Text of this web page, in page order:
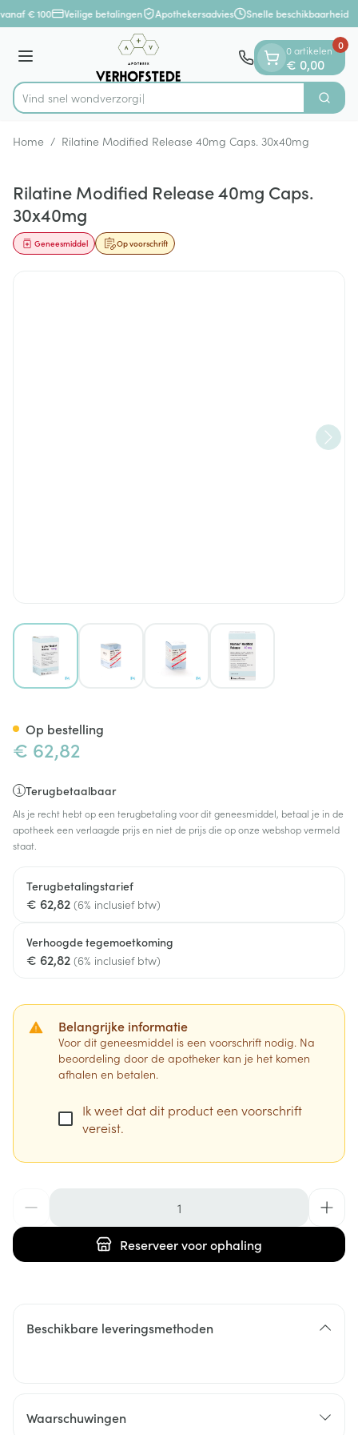
Ga naar de inhoud
1 van 1
€ 100 Veilige betalingen Apothekersadvies Snelle beschikbaarheid
Menu
Product, merk, categorie...
Vind snel wo Zoek
0 artikelen
€ 0,00
0
Home / Rilatine Modified Release 40mg Caps. 30x40mg
Rilatine Modified Release 40mg Caps.
30x40mg
Op voorschrift
Geneesmiddel
View larger image View larger imageView larger image
€ 62,82
Terugbetaalbaar
Als je recht hebt op een terugbetaling voor dit geneesmiddel, betaal je in de
apotheek een verlaagde prijs en niet de prijs die op onze webshop vermeld
staat.
Terugbetalingstarief
€ 62,82 (6% inclusief btw)
Verhoogde tegemoetkoming
€ 62,82 (6% inclusief btw)
Belangrijke informatie
Voor dit geneesmiddel is een voorschrift nodig. Na
beoordeling door de apotheker kan je het komen
afhalen en betalen.
Ik weet dat dit product een voorschrift
vereist.
Reserveervoor ophaling
Op bestelling
Beschikbare leveringsmethoden
Waarschuwingen